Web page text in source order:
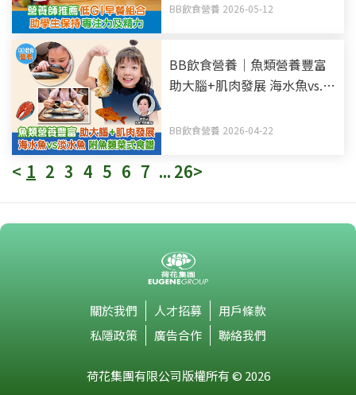
BB飲食營養 2026-05-12
BB飲食營養｜魚類營養豐富
助大腦+肌肉發展 海水魚vs.
BB飲食營養 2026-04-22
< 1 2 3 4 5 6 7 ... 26>
關於我們 人才招募
用戶條款
私隱政策
廣告合作 聯絡我們
荷花集團有限公司版權所有 © 2026